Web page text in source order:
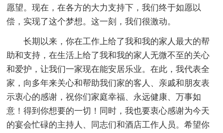
愿望。现在，在各方的大力支持下，我们终于如愿以
偿，实现了这个梦想。这一刻，我们很激动。
长期以来，你在工作上给了我和我的家人最大的帮
助和支持，在生活上给了我和我的家人无微不至的关心
和爱护，让我们一家现在能安居乐业。在此，我代表全
家，向多年来关心和帮助我们家的客人、亲戚和朋友表
示衷心的感谢，祝你们家庭幸福、永远健康、万事如
意！得到你想要的一切！同时，我也要衷心感谢为今天
的宴会忙碌的主持人、同志们和酒店工作人员。希望你